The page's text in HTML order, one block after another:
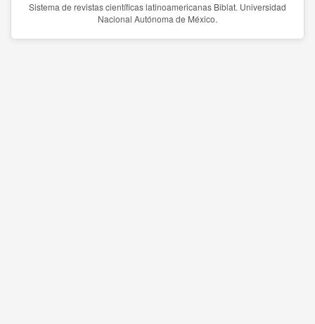
Sistema de revistas científicas latinoamericanas Biblat. Universidad
Nacional Autónoma de México.